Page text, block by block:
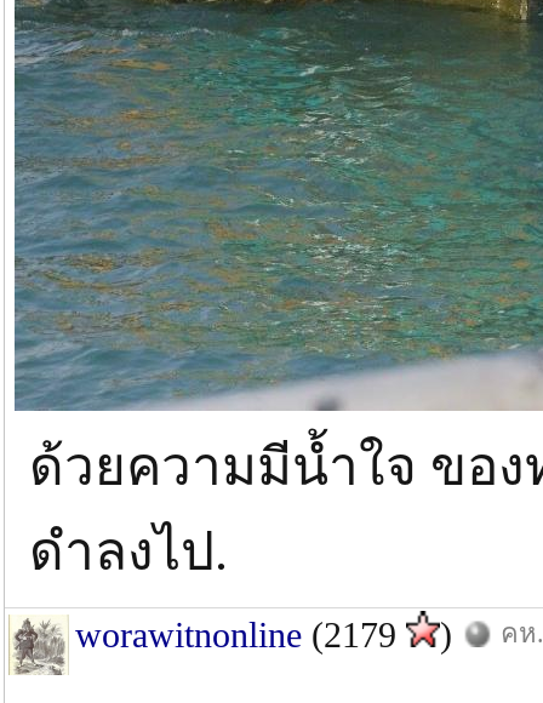
ด้วยความมีน้ำใจ ของ
ดำลงไป.
worawitnonline (2179 ) คห